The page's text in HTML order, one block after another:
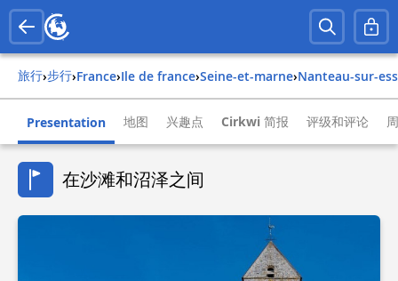
旅行› 步行› france› ile de france› seine-et-marne› nanteau-sur-
Presentation 地图 兴趣点 Cirkwi 简报 评级和评论
在沙滩和沼泽之间